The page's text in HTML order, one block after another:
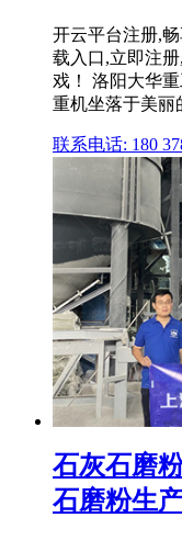
开云平台注册,
载入口,立即注
戏！ 洛阳大华
重机坐落于美丽
联系电话: 180
石灰石磨
石磨粉生